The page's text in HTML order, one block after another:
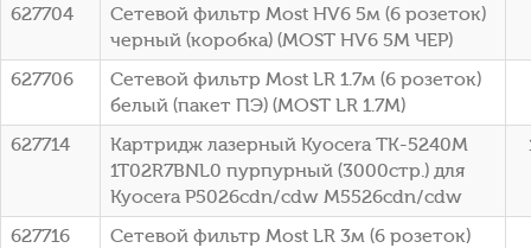
627704
Сетевой фильтр Most HV6 5м (6 розеток)
черный (коробка) (MOST HV6 5М ЧЕР)
627706
Сетевой фильтр Most LR 1.7м (6 розеток)
белый (пакет ПЭ) (МОSТ LR 1.7М)
627714
Картридж лазерный Kyocera TK-5240M
1T02R7BNL0 пурпурный (3000стр.) для
Kyocera P5026cdn/cdw M5526cdn/cdw
627716
Сетевой фильтр Most LR 3м (6 розеток)